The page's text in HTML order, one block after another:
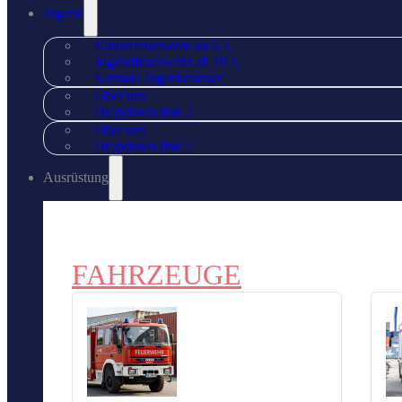
Jugend
Kinderfeuerwehr ab 6 J.
Jugendfeuerwehr ab 10 J.
Kontakt Jugenbetreuer
Über uns
Dropdown link 2
Über uns
Dropdown link 2
Ausrüstung
FAHRZEUGE